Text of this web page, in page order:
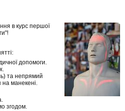
в курс першої
допомоги.
та непрямий
на манекені.
згодом.